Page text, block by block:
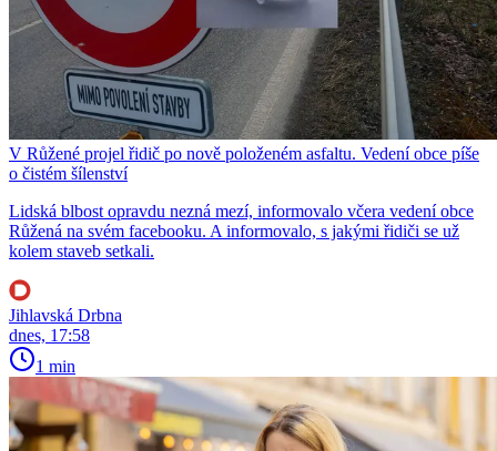
V Růžené projel řidič po nově položeném asfaltu. Vedení obce píše
o čistém šílenství
Lidská blbost opravdu nezná mezí, informovalo včera vedení obce
Růžená na svém facebooku. A informovalo, s jakými řidiči se už
kolem staveb setkali.
Jihlavská Drbna
dnes, 17:58
1 min